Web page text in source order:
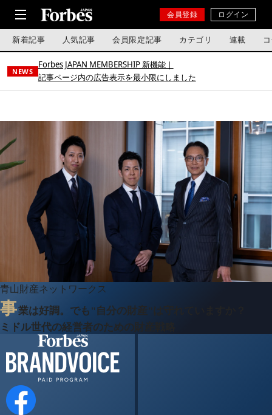
会員登録 ログイン
新着記事 人気記事 会員限定記事 カテゴリ 連載
NEWS
Forbes JAPAN MEMBERSHIP 新機能｜
記事ページ内の広告表示を最小限にしました
青山財産ネットワークス
事業は好調。でも"自分の財産"は守れていますか？
ミドル世代の経営者のための財産戦略